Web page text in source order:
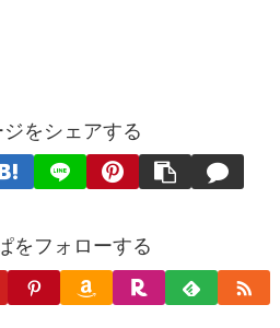
をシェアする
をフォローする